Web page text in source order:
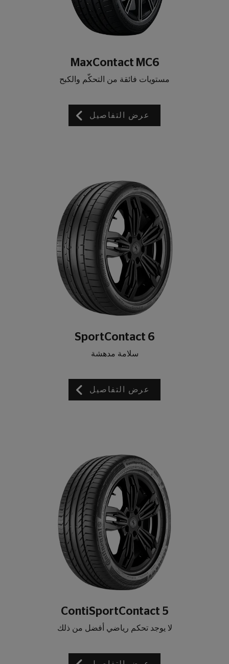
MaxContact MC6
مستويات فائقة من التحكّم والكبح
عرض التفاصيل
SportContact 6
سلامة مدهشة
عرض التفاصيل
ContiSportContact 5
لا يوجد تحكم رياضي أفضل من ذلك